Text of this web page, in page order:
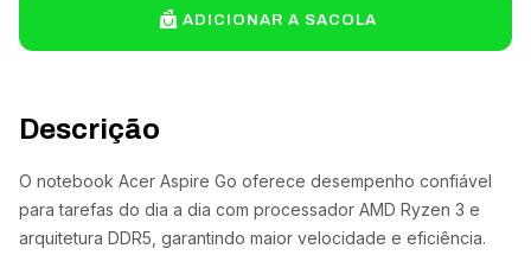
Descrição
O notebook Acer Aspire Go oferece desempenho confiável
para tarefas do dia a dia com processador AMD Ryzen 3 e
arquitetura DDR5, garantindo maior velocidade e eficiência.
ADICIONAR A SACOLA